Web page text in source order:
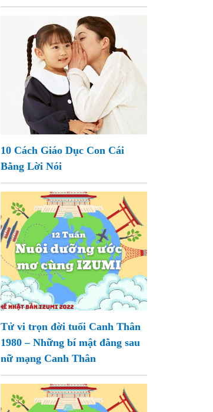
10 Cách Giáo Dục Con Cái
Bằng Lời Nói
Tử vi trọn đời tuổi Canh Thân
1980 – Những bí mật đằng sau
nữ mạng Canh Thân